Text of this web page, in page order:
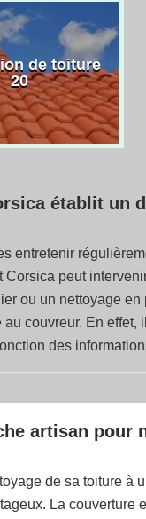
de toiture
20
établit un
entretenir
peut
ou un nettoyage en
couvreur. En effet,
des
artisan pour
de sa toiture à
La couverture